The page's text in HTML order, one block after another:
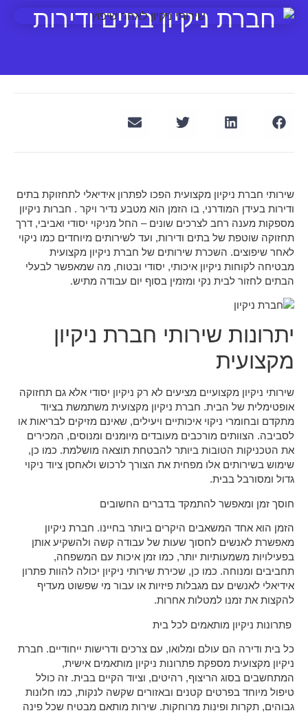
חברת ניקיון בתים ודירות
שירותי חברת ניקיון מקצועית הפכו לפתרון אידיאלי לתחזוקת בתים
ודירות בעידן המודרני, בו הזמן הוא מטבע נדיר ויקר . חברות ניקיון
מספקות מענה רחב לצרכים שונים – החל מניקוי יסודי ואביבי, דרך
תחזוקה שוטפת של בתים ודירות, ועד לשירותים מיוחדים כמו ניקוי
לאחר שיפוצים. השכרת שירותים של חברת ניקיון מקצועית
מבטיחה לקוחות ניקיון איכותי, יסודי ובטוח, מה שמאפשר לבעלי
הבתים לחזור לבית נקי ומזמין בסוף יום עבודה מתיש.
יתרונות שירותי חברת ניקיון
מקצועית
שירותי ניקיון מקצועיים מציעים לא רק ניקיון יסודי אלא גם תחזוקה
אופטימלית של הבית. חברת ניקיון מקצועית משתמשת בציוד
מתקדם ובחומרי ניקוי איכותיים ויעילים, שאינם מזיקים לבריאות או
לסביבה. הצוותים מורכבים מעובדים מיומנים ומנוסים, המכירים
את הטכניקות הטובות ביותר להבטחת תוצאה מושלמת. כמו כן,
שימוש בשירותים אלו מפחית את הצורך לרכוש ולאחסן ציוד ניקוי
גדול ומסורבל בבית.
חוסך זמן ומאפשר להתמקד בדברים החשובים
הזמן הוא אחד המשאבים היקרים ביותר בחיינו. חברת ניקיון
מאפשרת לאנשים לחסוך שעות של עבודה קשה ולהשקיע אותן
בפעילויות משמעותיות יותר, כמו זמן איכות עם המשפחה,
תחביבים ומנוחה. כמו כן, שכירת שירותי ניקיון יכולה להוות פתרון
אידיאלי לאנשים עם מגבלות פיזיות או עבור מי שפשוט מעדיף
להקצות את זמנו למטלות אחרות.
פתרונות ניקיון מותאמים לכל בית
כל בית ודירה הם עולם ומלואו, עם צרכים ודרישות ייחודיים. חברת
ניקיון מקצועית מספקת פתרונות ניקיון מותאמים אישית,
המתחשבים בסוג הריצוף, רהיטים, וציוד הקיים בבית. זה כולל
טיפול מיוחד בפרטים קטנים ובאזורים שקשה לנקות, כמו חלונות
גבוהים, תקרות ופינות מרוחקות. שירות מותאם מבטיח שכל פינה